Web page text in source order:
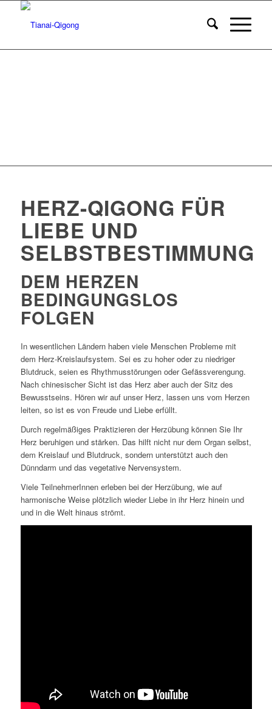
HERZ-QIGONG FÜR
LIEBE UND
SELBSTBESTIMMUNG
DEM HERZEN
BEDINGUNGSLOS
FOLGEN
In wesentlichen Ländern haben viele Menschen Probleme mit
dem Herz-Kreislaufsystem. Sei es zu hoher oder zu niedriger
Blutdruck, seien es Rhythmusstörungen oder Gefässverengung.
Nach chinesischer Sicht ist das Herz aber auch der Sitz des
Bewusstseins. Hören wir auf unser Herz, lassen uns vom Herzen
leiten, so ist es von Freude und Liebe erfüllt.
Durch regelmäßiges Praktizieren der Herzübung können Sie Ihr
Herz beruhigen und stärken. Das hilft nicht nur dem Organ selbst,
dem Kreislauf und Blutdruck, sondern unterstützt auch den
Dünndarm und das vegetative Nervensystem.
Viele TeilnehmerInnen erleben bei der Herzübung, wie auf
harmonische Weise plötzlich wieder Liebe in ihr Herz hinein und
und in die Welt hinaus strömt.